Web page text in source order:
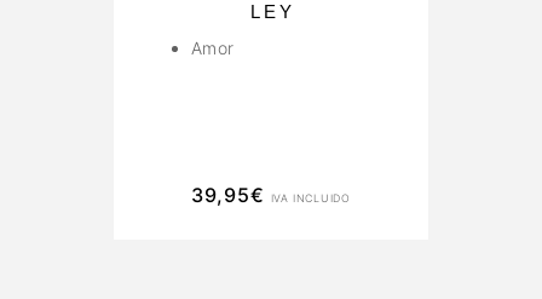
LEY
Amor
39,95€ IVA INCLUIDO